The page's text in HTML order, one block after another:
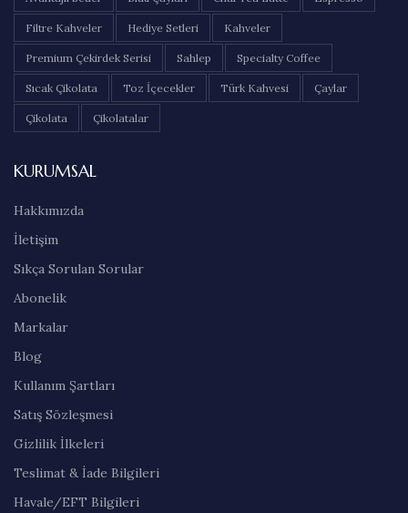
Filtre Kahveler Hediye Setleri Kahveler
Premium Çekirdek Serisi Sahlep Specialty Coffee
Sıcak Çikolata Toz İçecekler Türk Kahvesi Çaylar
Çikolata Çikolatalar
KURUMSAL
Hakkımızda
İletişim
Sıkça Sorulan Sorular
Abonelik
Markalar
Blog
Kullanım Şartları
Satış Sözleşmesi
Gizlilik İlkeleri
Teslimat & İade Bilgileri
Havale/EFT Bilgileri